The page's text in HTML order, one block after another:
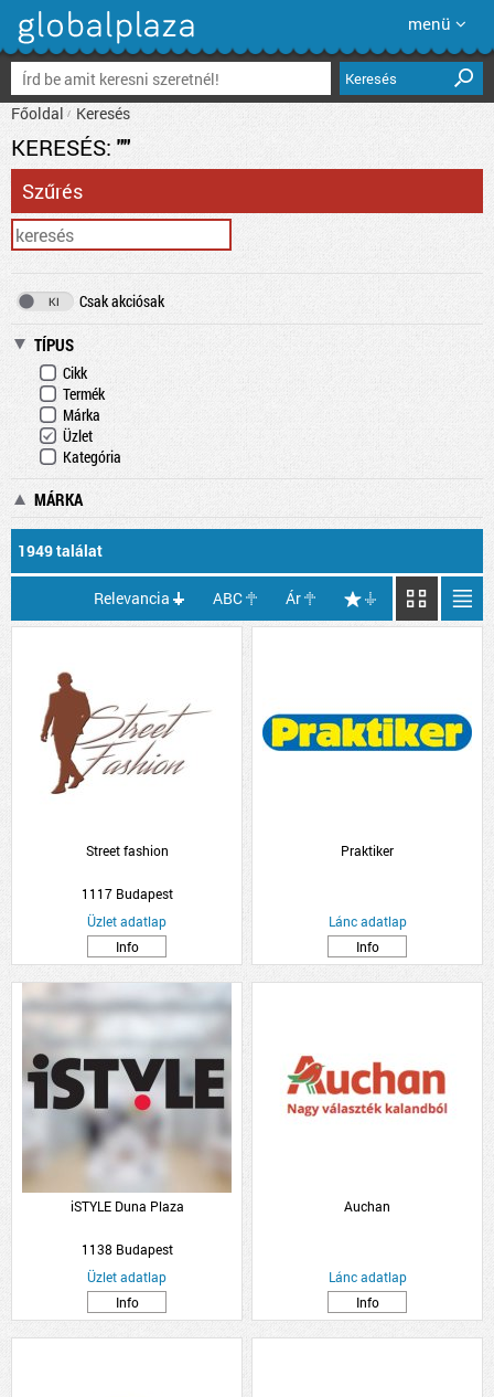
menü
Keresés
Főoldal Keresés
KERESÉS: ""
Szűrés
Csak akciósak
TÍPUS
Cikk
Termék
Márka
Üzlet
Kategória
MÁRKA
1949 találat
Relevancia ABC Ár
Street fashion
1117 Budapest
Üzlet adatlap
Info
Praktiker
Lánc adatlap
Info
iSTYLE Duna Plaza
1138 Budapest
Üzlet adatlap
Info
Auchan
Lánc adatlap
Info